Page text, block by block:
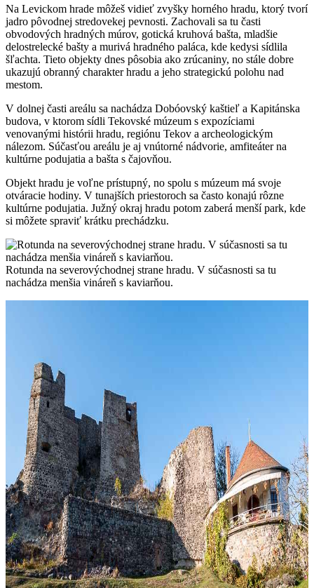
Na Levickom hrade môžeš vidieť zvyšky horného hradu, ktorý tvorí
jadro pôvodnej stredovekej pevnosti. Zachovali sa tu časti
obvodových hradných múrov, gotická kruhová bašta, mladšie
delostrelecké bašty a murivá hradného paláca, kde kedysi sídlila
šľachta. Tieto objekty dnes pôsobia ako zrúcaniny, no stále dobre
ukazujú obranný charakter hradu a jeho strategickú polohu nad
mestom.
V dolnej časti areálu sa nachádza Dobóovský kaštieľ a Kapitánska
budova, v ktorom sídli Tekovské múzeum s expozíciami
venovanými histórii hradu, regiónu Tekov a archeologickým
nálezom. Súčasťou areálu je aj vnútorné nádvorie, amfiteáter na
kultúrne podujatia a bašta s čajovňou.
Objekt hradu je voľne prístupný, no spolu s múzeum má svoje
otváracie hodiny. V tunajších priestoroch sa často konajú rôzne
kultúrne podujatia. Južný okraj hradu potom zaberá menší park, kde
si môžete spraviť krátku prechádzku.
Rotunda na severovýchodnej strane hradu. V súčasnosti sa tu
nachádza menšia vináreň s kaviarňou.